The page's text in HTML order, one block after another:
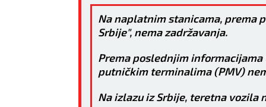
Na naplatnim stanicama, prema
Srbije", nema zadržavanja.
Prema poslednjim
putničkim terminalima (PMV)
Na izlazu iz Srbije, teretna vozila